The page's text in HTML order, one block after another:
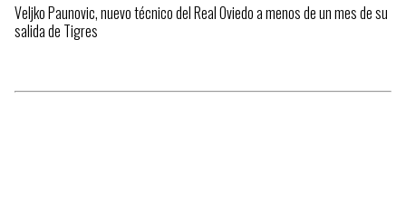
Veljko Paunovic, nuevo técnico del Real Oviedo a menos de un mes de su
salida de Tigres